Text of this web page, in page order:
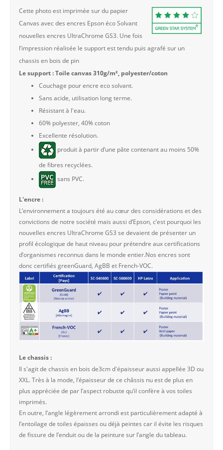
Cette photo est imprimée sur du papier
Canvas avec des encres Epson éco Solvant
nouvelles encres UltraChrome GS3. Une fois
l’impression réalisée le support est tendu puis agrafé sur un
chassis en bois de pin
Le support : Toile canvas 310g/m², polyester/coton
Couchage pour encre eco solvant.
Sans acide, utilisation long terme.
Résistant à l'eau.
60% polyester, 40% coton
Excellente résolution.
produit à partir d’une pâte contenant au moins 50%
de fibres recyclées.
sans PVC.
L'encre :
L’environnement a toujours été au cœur des considérations et des
convictions de notre société mais aussi d’Epson, c’est pourquoi les
nouvelles encres UltraChrome GS3 se devaient de présenter un
profil écologique de haut niveau pour prétendre aux certifications
d’organismes reconnus dans le monde entier.Nos encres sont
donc certifiés greenGuard, AgBB et French-VOC.
Le chassis :
Il s'agit de chassis en bois de3cm d'épaisseur aussi appellée 3D ou
XXL. Très à la mode, l’épaisseur de ce châssis nu est de plus en
plus appréciée de par l’aspect robuste qu’il confère à vos toiles
imprimés.
En outre, l’angle légèrement arrondi est particulièrement adapté à
l’entoilage de toiles épaisses ou déjà peintes car il évite les risques
de fissure de l’enduit ou de la peinture sur l’angle du tableau.